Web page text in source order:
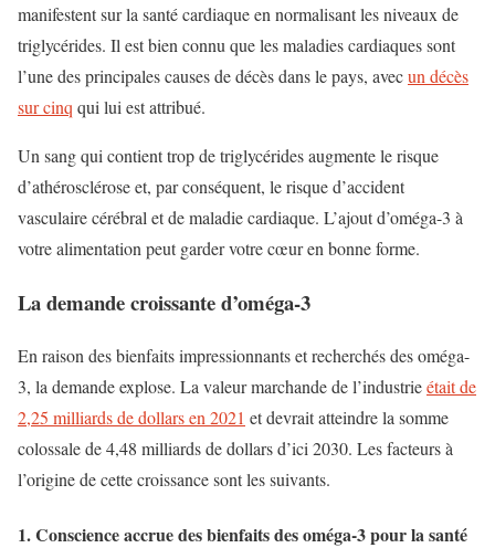
manifestent sur la santé cardiaque en normalisant les niveaux de
triglycérides. Il est bien connu que les maladies cardiaques sont
l’une des principales causes de décès dans le pays, avecun décès
sur cinq qui lui est attribué.
Un sang qui contient trop de triglycérides augmente le risque
d’athérosclérose et, par conséquent, le risque d’accident
vasculaire cérébral et de maladie cardiaque. L’ajout d’oméga-3 à
votre alimentation peut garder votre cœur en bonne forme.
La demande croissante d’oméga-3
En raison des bienfaits impressionnants et recherchés des oméga-
3, la demande explose. La valeur marchande de l’industrieétait de
2,25 milliards de dollars en 2021 et devrait atteindre la somme
colossale de 4,48 milliards de dollars d’ici 2030. Les facteurs à
l’origine de cette croissance sont les suivants.
1. Conscience accrue des bienfaits des oméga-3 pour la santé